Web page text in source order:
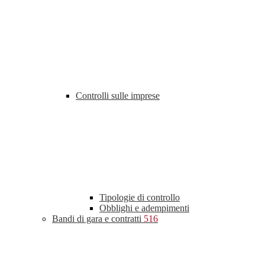
Controlli sulle imprese
Tipologie di controllo
Obblighi e adempimenti
Bandi di gara e contratti 516